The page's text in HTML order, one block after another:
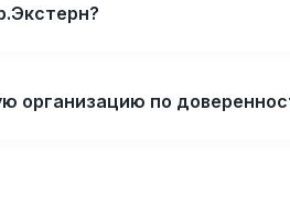
организацию по